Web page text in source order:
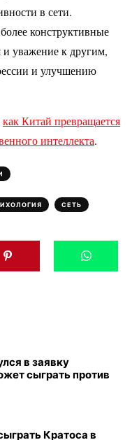
в сети.
конструктивные
и уважение к другим,
и улучшению
как Китай превращается
интеллекта.
, СЕТЬ
в заявку
сыграть против
Кратоса в